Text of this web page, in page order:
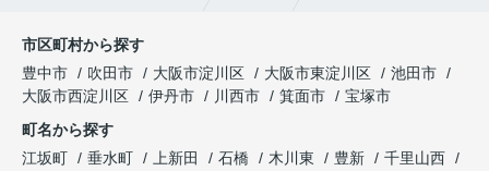
市区町村から探す
豊中市
吹田市 大阪市淀川区 大阪市東淀川区
池田市
大阪市西淀川区
伊丹市 川西市 箕面市
宝塚市
町名から探す
江坂町
垂水町 上新田 石橋 木川東 豊新
千里山西